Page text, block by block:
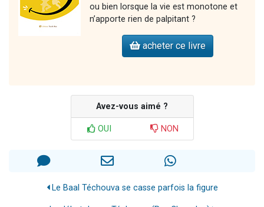
ou bien lorsque la vie est monotone et
n’apporte rien de palpitant ?
acheter ce livre
Avez-vous aimé ?
OUI NON
Le Baal Téchouva se casse parfois la figure